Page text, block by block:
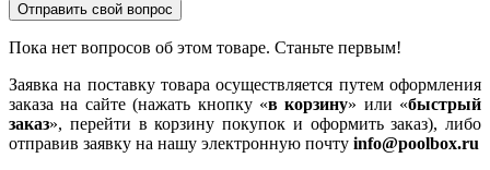
Отправить свой вопрос
Пока нет вопросов об этом товаре. Станьте первым!
Заявка на поставку товара осуществляется путем оформления
заказа на сайте (нажать кнопку «в корзину» или «быстрый
заказ», перейти в корзину покупок и оформить заказ), либо
отправив заявку на нашу электронную почту info@poolbox.ru